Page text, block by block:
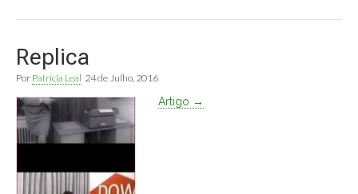
Replica
Por Patrícia Leal 24 de Julho, 2016
Artigo →